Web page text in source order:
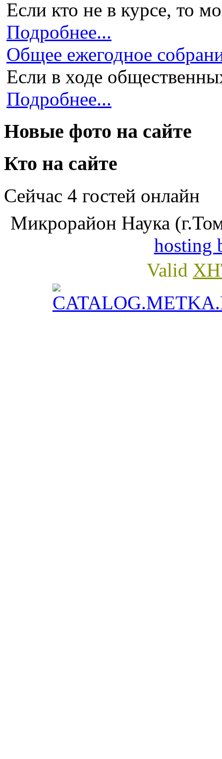
Если кто не в курсе, то
Подробнее...
Общее ежегодное
Если в ходе
Подробнее...
Новые фото на сайте
Кто на сайте
Сейчас 4 гостей онлайн
Микрорайон Наука
hosting
Valid